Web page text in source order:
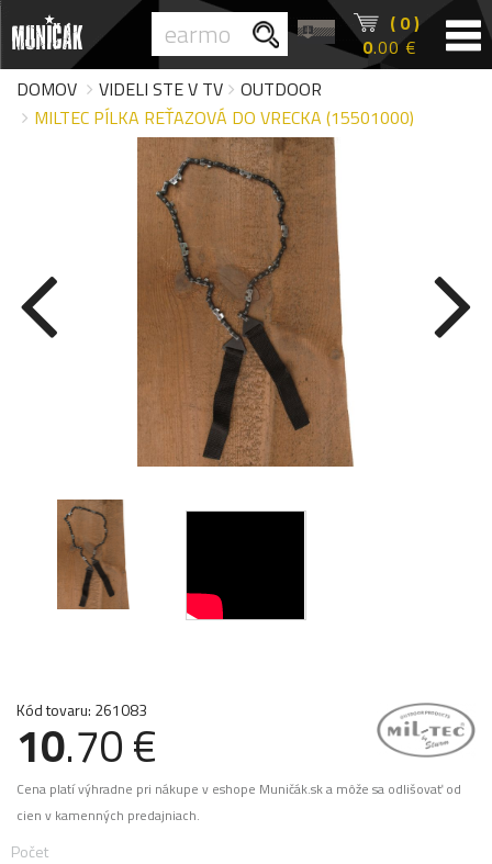
( 0 )
0.00 €
DOMOV
VIDELI STE V TV
OUTDOOR
MILTEC PÍLKA REŤAZOVÁ DO VRECKA (15501000)
Kód tovaru: 261083
10.70 €
Cena platí výhradne pri nákupe v eshope Muničák.sk a môže sa odlišovať od
cien v kamenných predajniach.
Počet